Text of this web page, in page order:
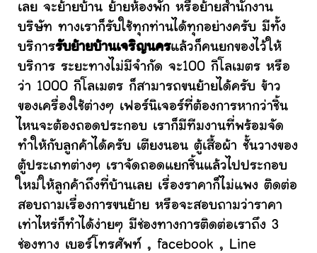
เลย จะย้ายบ้าน ย้ายห้องพัก หรือย้ายสำนักงาน
บริษัท ทางเราก็รับใช้ทุกท่านได้ทุกอย่างครับ มีทั้ง
บริการรับย้ายบ้านเจริญนครแล้วก็คนยกของไว้ให้
บริการ ระยะทางไม่มีจำกัด จะ100 กิโลเมตร หรือ
ว่า 1000 กิโลเมตร ก็สามารถขนย้ายได้ครับ ข้าว
ของเครื่องใช้ต่างๆ เฟอร์นิเจอร์ที่ต้องการหากว่าชิ้น
ไหนจะต้องถอดประกอบ เราก็มีทีมงานที่พร้อมจัด
ทำให้กับลูกค้าได้ครับ เตียงนอน ตู้เสื้อผ้า ชั้นวางของ
ตู้ประเภทต่างๆ เราจัดถอดแยกชิ้นแล้วไปประกอบ
ใหม่ให้ลูกค้าถึงที่บ้านเลย เรื่องราคาก็ไม่แพง ติดต่อ
สอบถามเรื่องการขนย้าย หรือจะสอบถามว่าราคา
เท่าไหร่ก็ทำได้ง่ายๆ มีช่องทางการติดต่อเราถึง 3
ช่องทาง เบอร์โทรศัพท์ , facebook , Line